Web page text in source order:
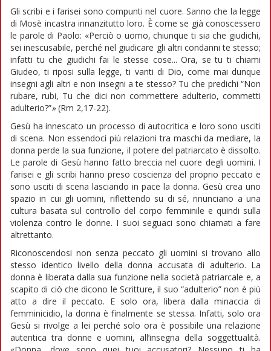
Gli scribi e i farisei sono compunti nel cuore. Sanno che la legge
di Mosè incastra innanzitutto loro. È come se già conoscessero
le parole di Paolo: «Perciò o uomo, chiunque ti sia che giudichi,
sei inescusabile, perché nel giudicare gli altri condanni te stesso;
infatti tu che giudichi fai le stesse cose... Ora, se tu ti chiami
Giudeo, ti riposi sulla legge, ti vanti di Dio, come mai dunque
insegni agli altri e non insegni a te stesso? Tu che predichi “Non
rubare, rubi, Tu che dici non commettere adulterio, commetti
adulterio?”»(Rm 2,17-22).
Gesù ha innescato un processo di autocritica e loro sono usciti
di scena. Non essendoci più relazioni tra maschi da mediare, la
donna perde la sua funzione, il potere del patriarcato è dissolto.
Le parole di Gesù hanno fatto breccia nel cuore degli uomini. I
farisei e gli scribi hanno preso coscienza del proprio peccato e
sono usciti di scena lasciando in pace la donna. Gesù crea uno
spazio in cui gli uomini, riflettendo su di sé, rinunciano a una
cultura basata sul controllo del corpo femminile e quindi sulla
violenza contro le donne. I suoi seguaci sono chiamati a fare
altrettanto.
Riconoscendosi non senza peccato gli uomini si trovano allo
stesso identico livello della donna accusata di adulterio. La
donna è liberata dalla sua funzione nella società patriarcale e, a
scapito di ciò che dicono le Scritture, il suo “adulterio” non è più
atto a dire il peccato. E solo ora, libera dalla minaccia di
femminicidio, la donna è finalmente se stessa. Infatti, solo ora
Gesù si rivolge a lei perché solo ora è possibile una relazione
autentica tra donne e uomini, all’insegna della soggettualità.